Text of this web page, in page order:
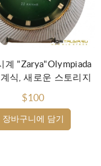
장바구니에 담기
계 "Zarya"Olympiada
식, 새로운 스토리지
$100